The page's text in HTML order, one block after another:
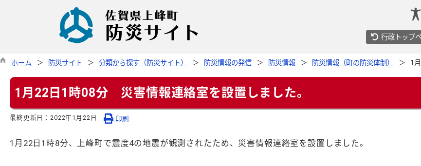
行政トップ
ホーム 防災サイト 分類から探す（防災サイト） 防災情報の発信 防災情報 防災情報（町の防災体制） 1
1月22日1時08分 災害情報連絡室を設置しました。
最終更新日：2022年1月22日 印刷
1月22日1時8分、上峰町で震度4の地震が観測されたため、災害情報連絡室を設置しました。